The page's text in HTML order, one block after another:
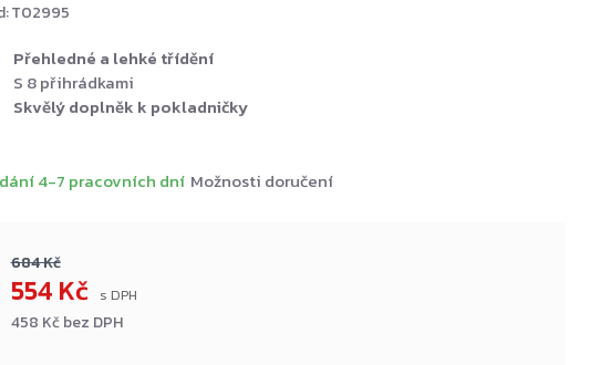
T02995
684 Kč
554 Kč
458 Kč bez DPH
4-7 pracovních dní Možnosti doručení
Přehledné a lehké třídění
S 8 přihrádkami
Skvělý doplněk k pokladničky